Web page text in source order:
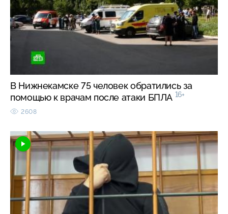
В Нижнекамске 75 человек обратились за
помощью к врачам после атаки БПЛА 16+
2608